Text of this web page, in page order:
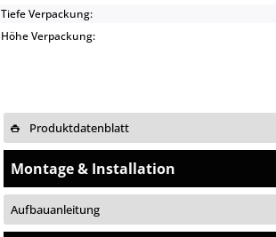
Tiefe Verpackung:
Höhe Verpackung:
Produktdatenblatt
Montage & Installation
Aufbauanleitung